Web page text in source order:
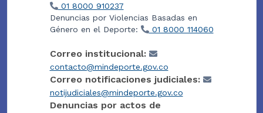
01 8000 910237
Denuncias por Violencias Basadas en
Género en el Deporte:
01 8000 114060
Correo institucional:
contacto@mindeporte.gov.co
Correo notificaciones judiciales:
notijudiciales@mindeporte.gov.co
Denuncias por actos de